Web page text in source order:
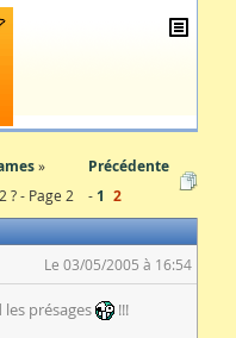
? - Page 2
Précédente
1 2
Le 03/05/2005 à 16:54
présages !!!